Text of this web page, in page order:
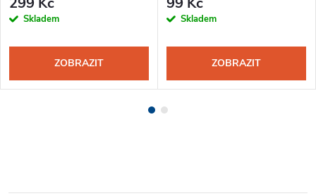
Skladem
ZOBRAZIT
Skladem
ZOBRAZIT